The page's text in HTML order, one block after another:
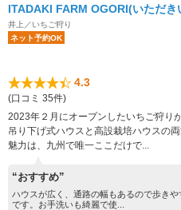
ITADAKI FARM OGORI(いただき
井上／いちご狩り
ネット予約OK
4.3
(口コミ 35件)
2023年２月にオープンしたいちご狩り
吊り下げ式ハウスと高設栽培ハウスの
魅力は、九州で唯一ここだけで...
“おすすめ”
ハウスが広く、通路の幅もあるので歩き
です。お手洗いも綺麗で使...